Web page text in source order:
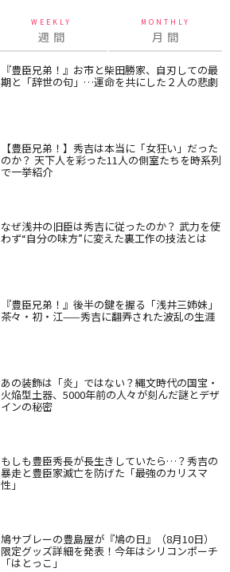
WEEKLY
週 間
MONTHLY
月 間
『豊臣兄弟！』お市と柴田勝家、自刃しての最
期と「辞世の句」…運命を共にした２人の悲劇
【豊臣兄弟！】秀吉は本当に「女狂い」だった
のか？ 天下人を彩った11人の側室たちを時系列
で一挙紹介
なぜ浅井の旧臣は秀吉に従ったのか？ 武力を使
わず“自分の味方”に変えた裏工作の技法とは
『豊臣兄弟！』後半の鍵を握る「浅井三姉妹」
茶々・初・江——秀吉に翻弄された波乱の生涯
あの装飾は「炎」ではない？縄文時代の国宝・
火焔型土器、5000年前の人々が刻んだ謎とデザ
インの秘密
もしも豊臣秀長が長生きしていたら…？秀吉の
暴走と豊臣家滅亡を防げた「最強のカリスマ
性」
鳩サブレーの豊島屋が『鳩の日』（8月10日）
限定グッズ詳細を発表！今年はシリコンポーチ
「はとっこ」